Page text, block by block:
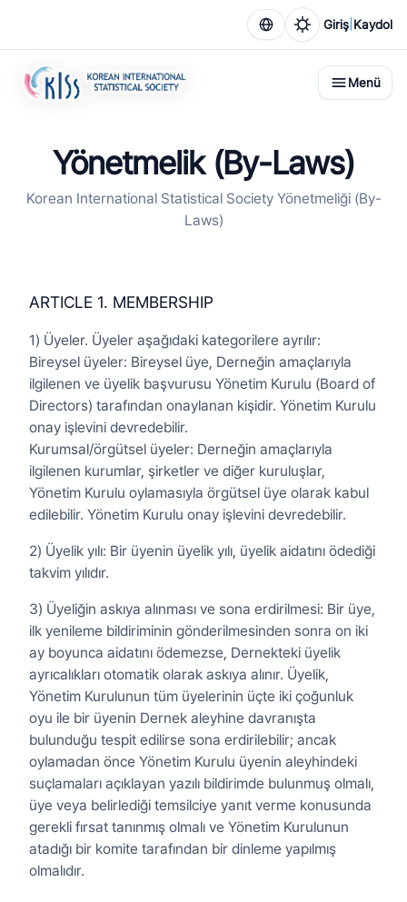
Giriş Kaydol
Menü
Yönetmelik (By-Laws)
Korean International Statistical Society Yönetmeliği (By-
Laws)
ARTICLE 1. MEMBERSHIP
1) Üyeler. Üyeler aşağıdaki kategorilere ayrılır:
Bireysel üyeler: Bireysel üye, Derneğin amaçlarıyla
ilgilenen ve üyelik başvurusu Yönetim Kurulu (Board of
Directors) tarafından onaylanan kişidir. Yönetim Kurulu
onay işlevini devredebilir.
Kurumsal/örgütsel üyeler: Derneğin amaçlarıyla
ilgilenen kurumlar, şirketler ve diğer kuruluşlar,
Yönetim Kurulu oylamasıyla örgütsel üye olarak kabul
edilebilir. Yönetim Kurulu onay işlevini devredebilir.
2) Üyelik yılı: Bir üyenin üyelik yılı, üyelik aidatını ödediği
takvim yılıdır.
3) Üyeliğin askıya alınması ve sona erdirilmesi: Bir üye,
ilk yenileme bildiriminin gönderilmesinden sonra on iki
ay boyunca aidatını ödemezse, Dernekteki üyelik
ayrıcalıkları otomatik olarak askıya alınır. Üyelik,
Yönetim Kurulunun tüm üyelerinin üçte iki çoğunluk
oyu ile bir üyenin Dernek aleyhine davranışta
bulunduğu tespit edilirse sona erdirilebilir; ancak
oylamadan önce Yönetim Kurulu üyenin aleyhindeki
suçlamaları açıklayan yazılı bildirimde bulunmuş olmalı,
üye veya belirlediği temsilciye yanıt verme konusunda
gerekli fırsat tanınmış olmalı ve Yönetim Kurulunun
atadığı bir komite tarafından bir dinleme yapılmış
olmalıdır.